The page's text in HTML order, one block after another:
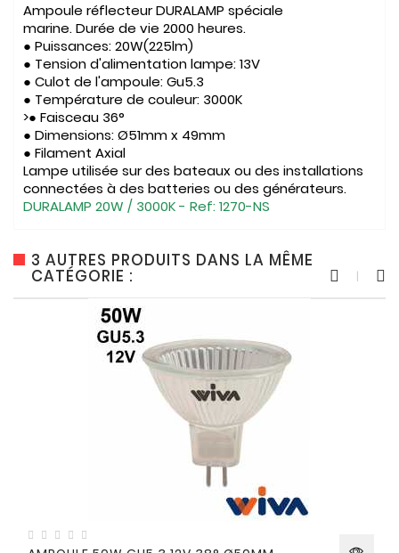
Ampoule réflecteur DURALAMP spéciale
marine. Durée de vie 2000 heures.
● Puissances: 20W(225lm)
● Tension d'alimentation lampe: 13V
● Culot de l'ampoule: Gu5.3
● Température de couleur: 3000K
>● Faisceau 36°
● Dimensions: Ø51mm x 49mm
● Filament Axial
Lampe utilisée sur des bateaux ou des installations
connectées à des batteries ou des générateurs.
DURALAMP 20W / 3000K - Ref: 1270-NS
3 AUTRES PRODUITS DANS LA MÊME
CATÉGORIE :